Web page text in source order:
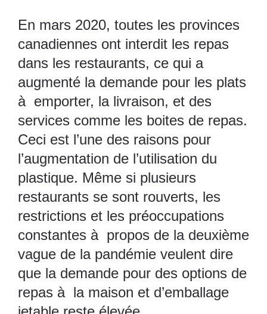
En mars 2020, toutes les provinces
canadiennes ont interdit les repas
dans les restaurants, ce qui a
augmenté la demande pour les plats
à emporter, la livraison, et des
services comme les boites de repas.
Ceci est l’une des raisons pour
l’augmentation de l’utilisation du
plastique. Même si plusieurs
restaurants se sont rouverts, les
restrictions et les préoccupations
constantes à propos de la deuxième
vague de la pandémie veulent dire
que la demande pour des options de
repas à la maison et d’emballage